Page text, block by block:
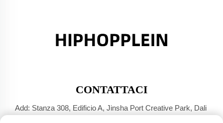
CONTATTACI
Add: Stanza 308, Edificio A, Jinsha Port Creative Park, Dali